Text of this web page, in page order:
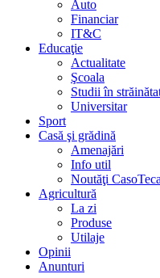
Auto
Financiar
IT&C
Educaţie
Actualitate
Şcoala
Studii în
Universitar
Sport
Casă şi grădină
Amenajări
Info util
Noutăţi CasoTeca
Agricultură
La zi
Produse
Utilaje
Opinii
Anunturi